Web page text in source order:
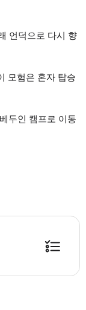
언덕으로 다시 향
모험은 혼자 탑승
두인 캠프로 이동
활동이며, 활동 제공